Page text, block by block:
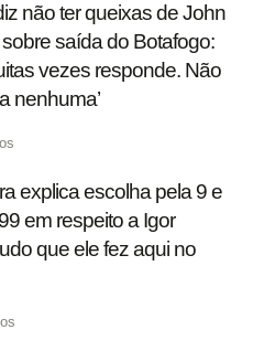
não ter queixas de John
saída do Botafogo:
vezes responde. Não
nenhuma’
explica escolha pela 9 e
em respeito a Igor
que ele fez aqui no